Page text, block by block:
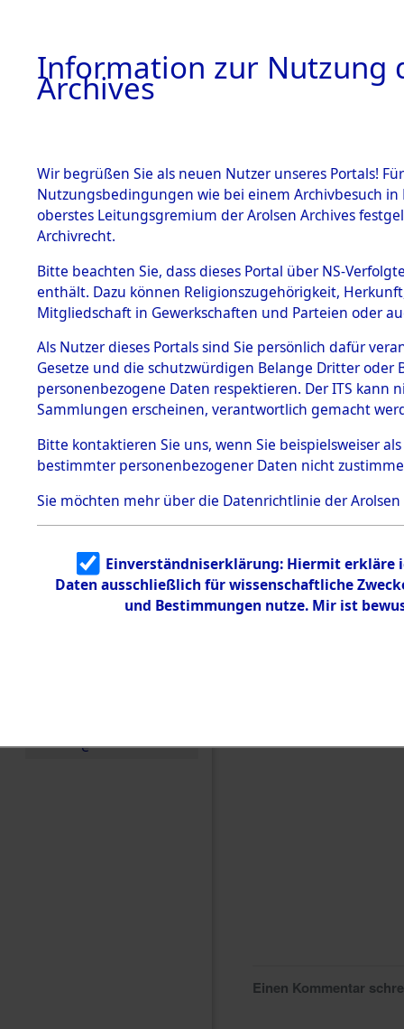
BESTÄNDE
1.
mente
5. Verschiedenes
5.3
Todesmärsche
5.3.1 Alliierte
Erhebungen
zu
Todesmärsch
en
5.3.2
Identifizierun
g
5.3.3
Todesmärsch
e
und
0021
Einen Kommentar
Information zur Nutzung
Archives
Wir begrüßen Sie als neuen Nutzer unseres Portals!
Nutzungsbedingungen wie bei einem Archivbesuch
oberstes Leitungsgremium der Arolsen Archives
Archivrecht.
Bitte beachten Sie, dass dieses Portal über NS-
enthält. Dazu können Religionszugehörigkeit,
Mitgliedschaft in Gewerkschaften und Parteien oder
Als Nutzer dieses Portals sind Sie persönlich dafür
Gesetze und die schutzwürdigen Belange Dritter
personenbezogene Daten respektieren. Der ITS
Sammlungen erscheinen, verantwortlich gemacht
Bitte kontaktieren Sie uns, wenn Sie beispielsweiser
bestimmter personenbezogener Daten nicht
Sie möchten mehr über die Datenrichtlinie der Arolsen
Einverständniserklärung: Hiermit erkläre
Daten ausschließlich für wissenschaftliche
und Bestimmungen nutze. Mir ist